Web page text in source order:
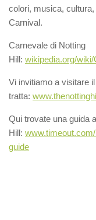
colori, musica,
Carnival.
Carnevale di Notting
Hill: wikipedia.org/
Vi invitiamo a visitare
tratta:
Qui trovate una guida
Hill:
guide